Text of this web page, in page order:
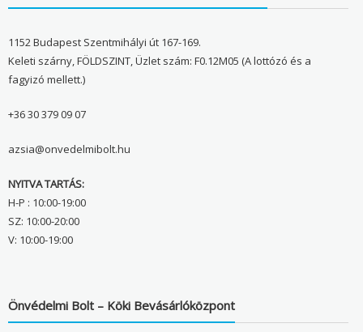
1152 Budapest Szentmihályi út 167-169.
Keleti szárny, FÖLDSZINT, Üzlet szám: F0.12M05 (A lottózó és a
fagyizó mellett.)
+36 30 379 09 07
azsia@onvedelmibolt.hu
NYITVA TARTÁS:
H-P : 10:00-19:00
SZ: 10:00-20:00
V: 10:00-19:00
Önvédelmi Bolt – Köki Bevásárlóközpont